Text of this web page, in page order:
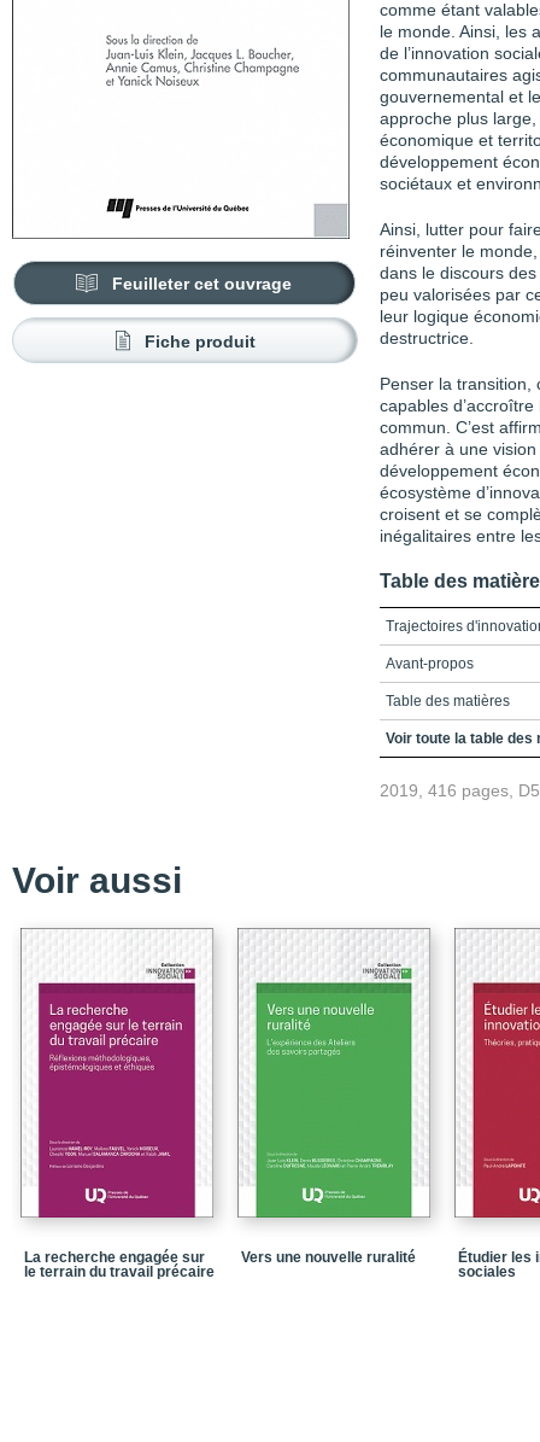
Feuilleter cet ouvrage
Fiche produit
comme étant
le monde. Ainsi, les
de l’innovation
communautaires
gouvernemental et
approche plus
économique et
développement
sociétaux et
Ainsi, lutter pour
réinventer le
dans le discours
peu valorisées par
leur logique
destructrice.
Penser la transition,
capables
commun. C’est
adhérer à une
développement
écosystème
croisent et se
inégalitaires entre
Table des
Trajectoires
Avant-propos
Table des matières
Liste des figures et
Chapitre 2 – Les trois
Entre
Chapitre 3 – Les
transformation sociale
PARTIE 2 – Vers de
l’analyse de
Chapitre 5 – Vers une
Chapitre 6 – L’étude
PARTIE 3 –
Voir toute la table des
2019, 416 pages,
Voir aussi
La recherche engagée sur
le terrain du travail précaire
Vers une nouvelle ruralité
Étudier les
sociales